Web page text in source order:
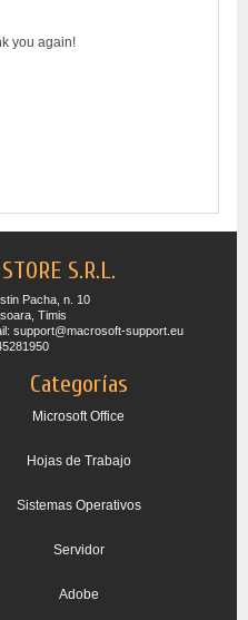
you again!
S.R.L.
Pacha, n. 10
Timis
support@macrosoft-support.eu
Categorías
Microsoft Office
Hojas de Trabajo
Sistemas Operativos
Servidor
Adobe